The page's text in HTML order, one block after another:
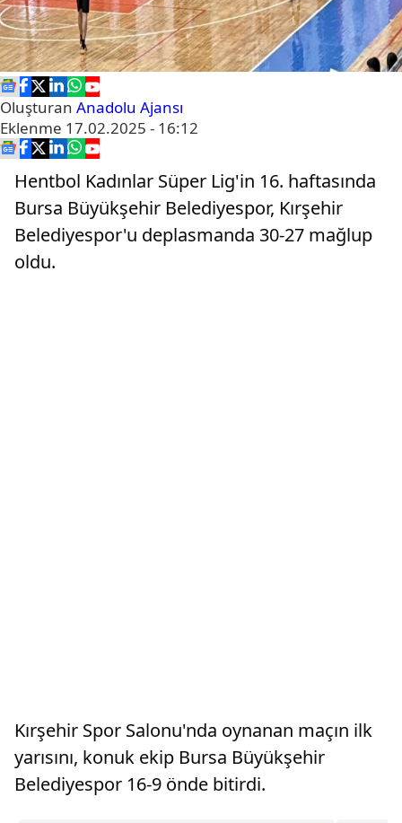
Oluşturan Anadolu Ajansı
Eklenme 17.02.2025 - 16:12
Hentbol Kadınlar Süper Lig'in 16. haftasında
Bursa Büyükşehir Belediyespor, Kırşehir
Belediyespor'u deplasmanda 30-27 mağlup
oldu.
Kırşehir Spor Salonu'nda oynanan maçın ilk
yarısını, konuk ekip Bursa Büyükşehir
Belediyespor 16-9 önde bitirdi.